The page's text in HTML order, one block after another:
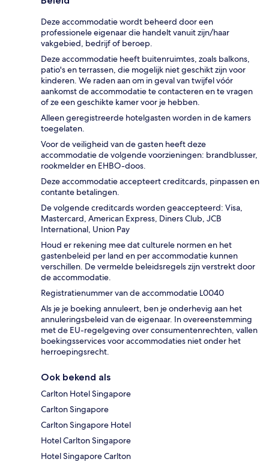
Deze accommodatie wordt beheerd door een
professionele eigenaar die handelt vanuit zijn/haar
vakgebied, bedrijf of beroep.
Deze accommodatie heeft buitenruimtes, zoals balkons,
patio's en terrassen, die mogelijk niet geschikt zijn voor
kinderen. We raden aan om in geval van twijfel vóór
aankomst de accommodatie te contacteren en te vragen
of ze een geschikte kamer voor je hebben.
Alleen geregistreerde hotelgasten worden in de kamers
toegelaten.
Voor de veiligheid van de gasten heeft deze
accommodatie de volgende voorzieningen: brandblusser,
rookmelder en EHBO-doos.
Deze accommodatie accepteert creditcards, pinpassen en
contante betalingen.
De volgende creditcards worden geaccepteerd: Visa,
Mastercard, American Express, Diners Club, JCB
International, Union Pay
Houd er rekening mee dat culturele normen en het
gastenbeleid per land en per accommodatie kunnen
verschillen. De vermelde beleidsregels zijn verstrekt door
de accommodatie.
Registratienummer van de accommodatie L0040
Als je je boeking annuleert, ben je onderhevig aan het
annuleringsbeleid van de eigenaar. In overeenstemming
met de EU-regelgeving over consumentenrechten, vallen
boekingsservices voor accommodaties niet onder het
herroepingsrecht.
Ook bekend als
Carlton Hotel Singapore
Carlton Singapore
Carlton Singapore Hotel
Hotel Carlton Singapore
Hotel Singapore Carlton